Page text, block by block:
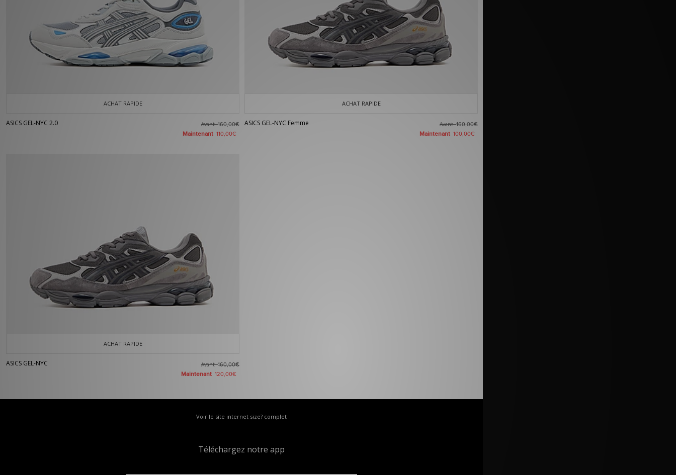
ACHAT RAPIDE
ASICS GEL-NYC 2.0 Avant160,00€
Maintenant 110,00€
ACHAT RAPIDE
ASICS GEL-NYC Femme Avant160,00€
Maintenant 100,00€
ACHAT RAPIDE
ASICS GEL-NYC Avant160,00€
Maintenant 120,00€
Voir le site internet size? complet
Téléchargez notre app